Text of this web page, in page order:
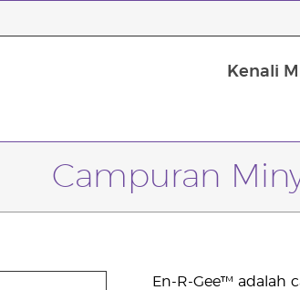
Kenali
Campuran
En-R-Gee™ adalah